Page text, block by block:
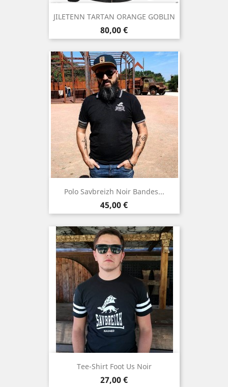
JILETENN TARTAN ORANGE GOBLIN
Prix
80,00 €
Polo Savbreizh Noir Bandes...
Prix
45,00 €
Tee-Shirt Foot Us Noir
Prix
27,00 €